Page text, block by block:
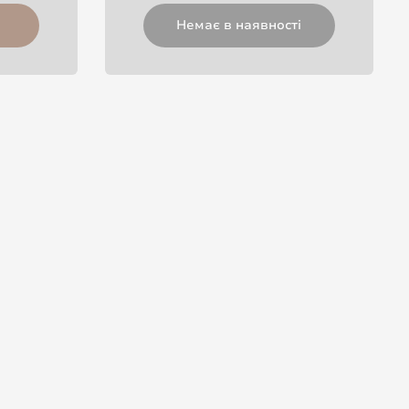
Немає в наявності